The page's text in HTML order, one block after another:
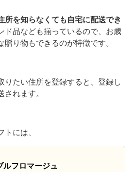
所を知らなくても自宅に配送でき
ド品なども揃っているので、お歳
贈り物もできるのが特徴です。
りたい住所を登録すると、登録し
されます。
トには、
ルフロマージュ